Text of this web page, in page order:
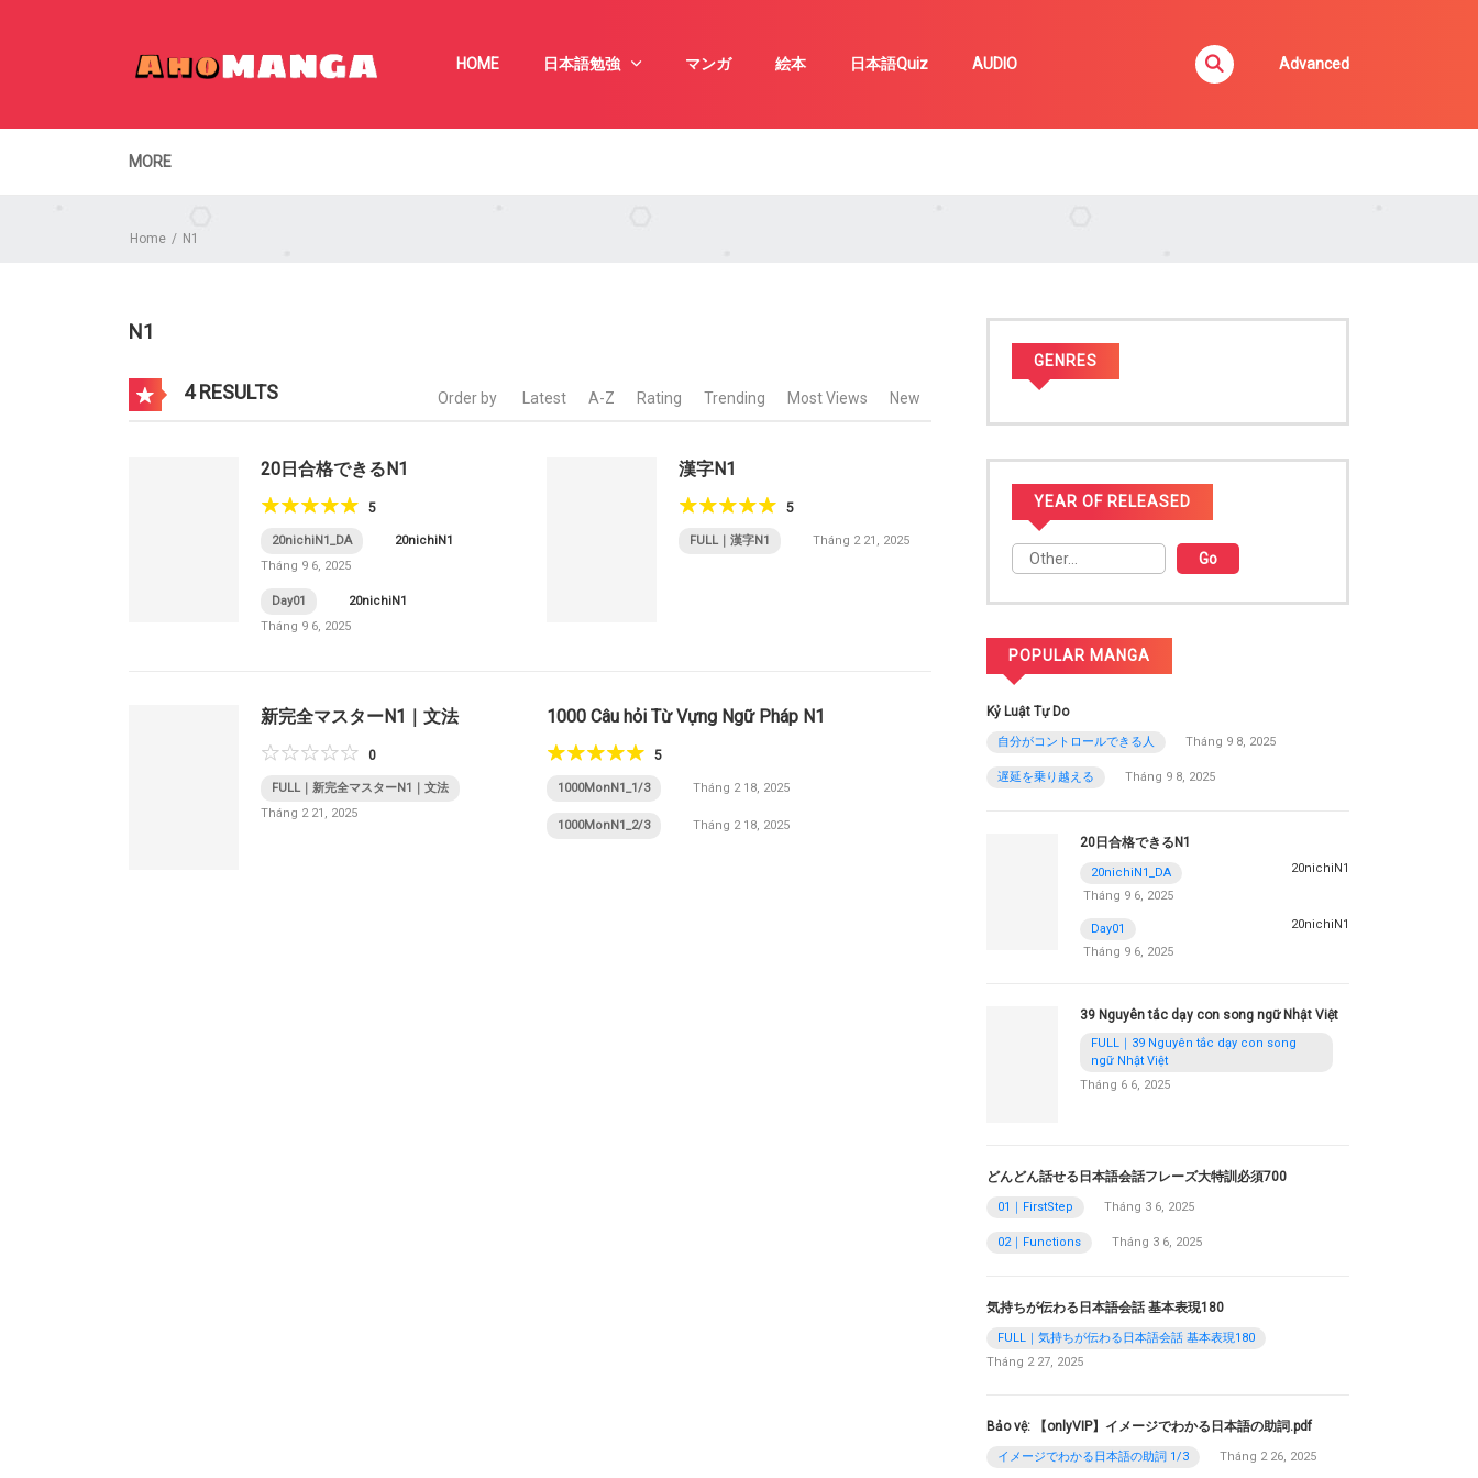
HOME 日本語勉強 マンガ 絵本 日本語Quiz AUDIO Advanced
MORE
Home N1
N1
4 RESULTS Order by Latest A-Z Rating Trending Most Views New
20日合格できるN1
5
20nichiN1_DA
20nichiN1
Tháng 9 6, 2025
Day01
20nichiN1
Tháng 9 6, 2025
漢字N1
5
FULL｜漢字N1 Tháng 2 21, 2025
新完全マスターN1｜文法
0
FULL｜新完全マスターN1｜文法
Tháng 2 21, 2025
1000 Câu hỏi Từ Vựng Ngữ Pháp N1
5
1000MonN1_1/3 Tháng 2 18, 2025
1000MonN1_2/3 Tháng 2 18, 2025
GENRES
YEAR OF RELEASED
POPULAR MANGA
Kỷ Luật Tự Do
自分がコントロールできる人 Tháng 9 8, 2025
遅延を乗り越える Tháng 9 8, 2025
20日合格できるN1
20nichiN1_DA
20nichiN1
Tháng 9 6, 2025
Day01
20nichiN1
Tháng 9 6, 2025
39 Nguyên tắc dạy con song ngữ Nhật Việt
FULL｜39 Nguyên tắc dạy con song
ngữ Nhật Việt
Tháng 6 6, 2025
どんどん話せる日本語会話フレーズ大特訓必須700
01｜FirstStep Tháng 3 6, 2025
02｜Functions Tháng 3 6, 2025
気持ちが伝わる日本語会話 基本表現180
FULL｜気持ちが伝わる日本語会話 基本表現180
Tháng 2 27, 2025
Bảo vệ: 【onlyVIP】イメージでわかる日本語の助詞.pdf
イメージでわかる日本語の助詞 1/3 Tháng 2 26, 2025